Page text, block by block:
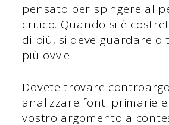
pensato per spingere al
critico. Quando si è
di più, si deve guardare
più ovvie.
Dovete trovare
analizzare fonti primarie
vostro argomento a